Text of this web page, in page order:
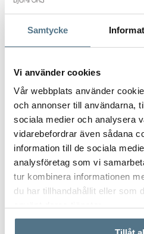
Samtycke
Vi använder cookies
Vår webbplats använder
och annonser till användarna,
sociala medier och analysera
vidarebefordrar även sådana
information till de sociala
analysföretag som vi
tur kombinera informationen
du har tillhandahållit eller som
Ange ditt postnummer (5